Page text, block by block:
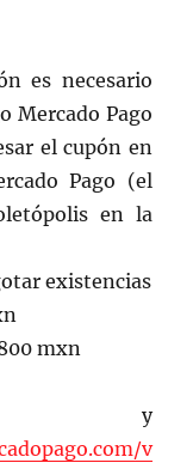
es necesario
Mercado Pago
el cupón en
Pago (el
en la
existencias
mxn
y
v